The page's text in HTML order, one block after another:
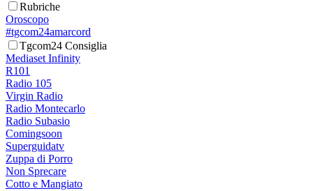
Rubriche
Oroscopo
#tgcom24amarcord
Tgcom24 Consiglia
Mediaset Infinity
R101
Radio 105
Virgin Radio
Radio Montecarlo
Radio Subasio
Comingsoon
Superguidatv
Zuppa di Porro
Non Sprecare
Cotto e Mangiato